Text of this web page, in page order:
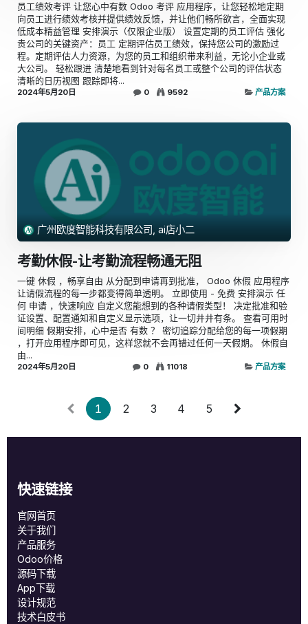
员工绩效考评 让您心中有数 Odoo 考评 应用程序，让您轻松地定期
向员工进行绩效考核并提供绩效反馈，并让他们畅所欲言，全面实现
低成本精益管理 安排演示（仅限企业版） 设置定期的员工评估 强化
贵公司的关键资产：员工 定期评估员工绩效，保持您公司的激励过
程。定期评估人力资源，为您的员工和组织带来利益，无论小企业或
大公司。 轻松跟进 清楚地看到针对每名员工或整个公司的评估状态
清晰的日历视图 跟踪即将...
2024年5月20日 0 9592 产品方案
广州欧度智能科技有限公司, ai店小二
考勤休假-让考勤流程畅通无阻
一键 休假 ，畅享自由 从分配到申请再到批准， Odoo 休假 应用程序
让请假流程的每一步都变得简单透明。 立即使用 - 免费 安排演示 任
何 申请 ，快速响应 自定义您能想到的各种请假类型！ 决定批准和验
证设置、配置通知和自定义显示选项，让一切井井有条。 查看可用时
间明细 假期安排，心中是否 有数 ？ 密切追踪分配给您的每一项假期
，打开应用程序即可见，这样您就不会再错过任何一天假期。 休假自
由...
2024年5月20日 0 11018 产品方案
1 2 3 4 5
快速链接
官网首页
关于我们
产品服务
Odoo价格
源码下载
App下载
设计规范
技术白皮书